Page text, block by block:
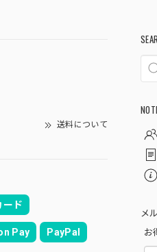
送料について
ード
Pay PayPal
メ
お